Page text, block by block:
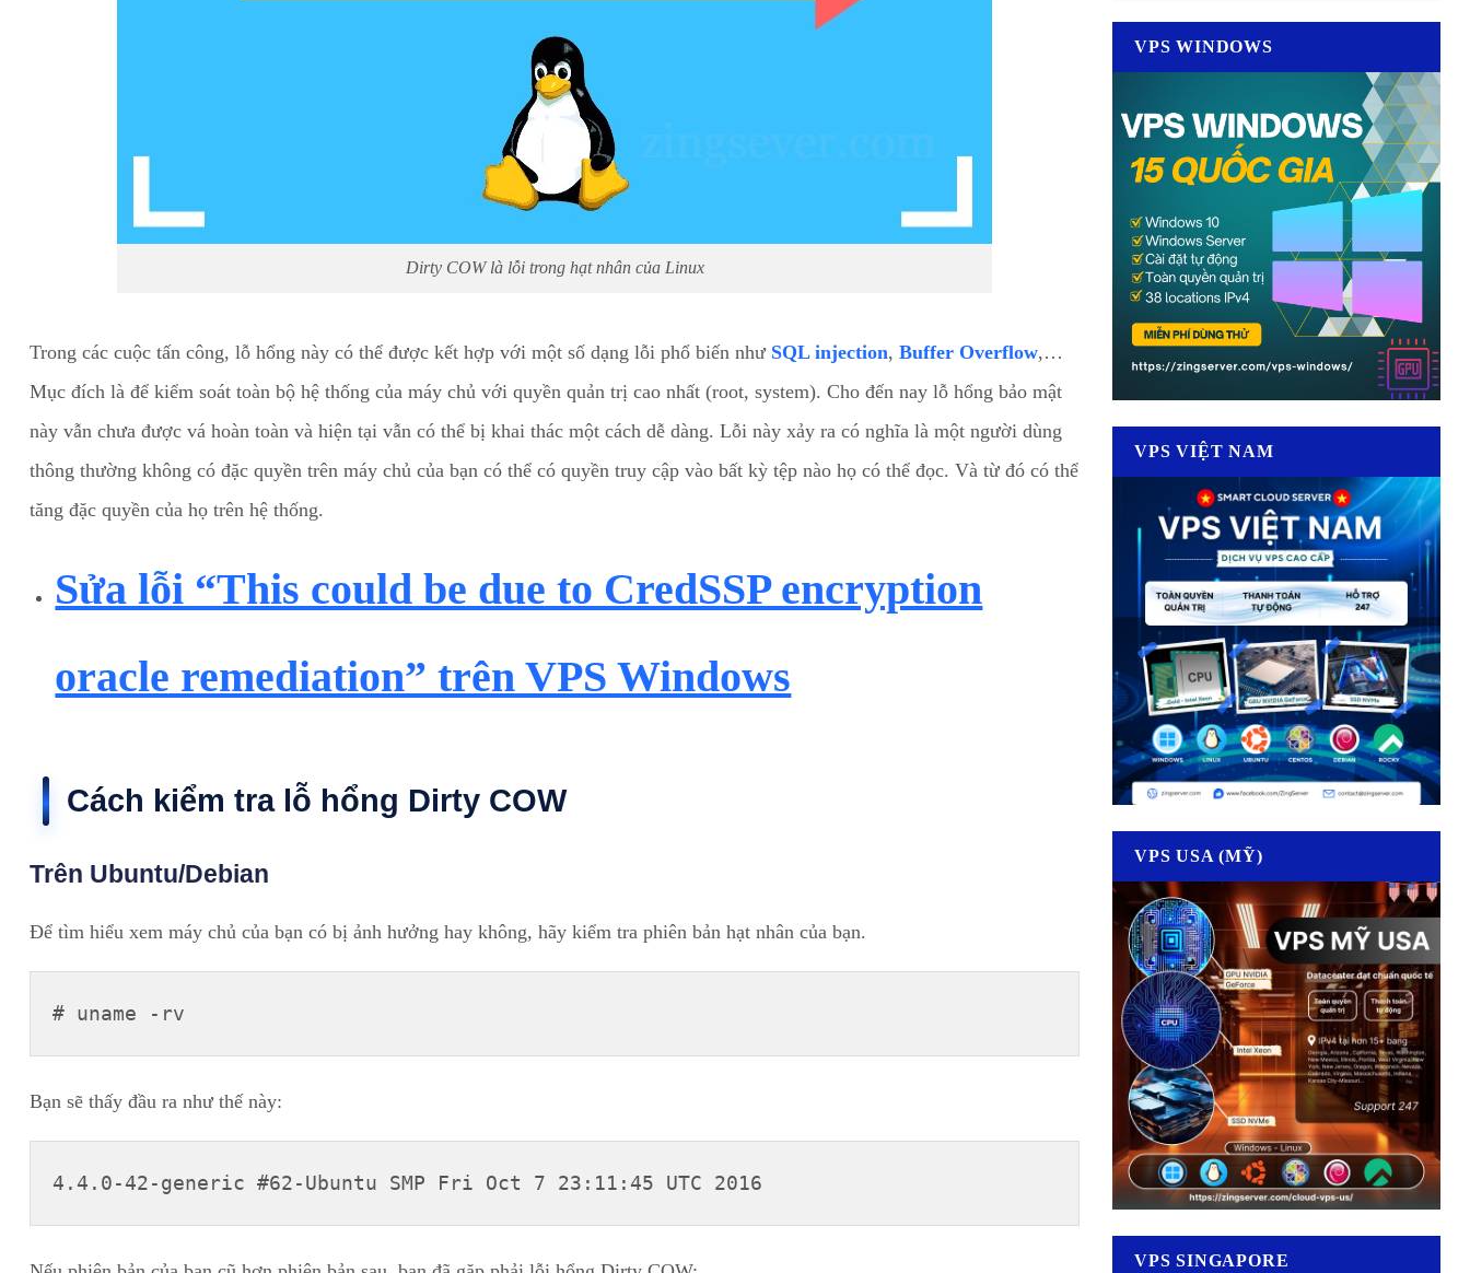
Dirty COW là lỗi trong hạt nhân của Linux
Trong các cuộc tấn công, lỗ hổng này có thể được kết hợp với một số dạng lỗi phổ biến như SQL injection, Buffer Overflow,…
Mục đích là để kiểm soát toàn bộ hệ thống của máy chủ với quyền quản trị cao nhất (root, system). Cho đến nay lỗ hổng bảo mật
này vẫn chưa được vá hoàn toàn và hiện tại vẫn có thể bị khai thác một cách dễ dàng. Lỗi này xảy ra có nghĩa là một người dùng
thông thường không có đặc quyền trên máy chủ của bạn có thể có quyền truy cập vào bất kỳ tệp nào họ có thể đọc. Và từ đó có thể
tăng đặc quyền của họ trên hệ thống.
Sửa lỗi “This could be due to CredSSP encryption
oracle remediation” trên VPS Windows
Cách kiểm tra lỗ hổng Dirty COW
Trên Ubuntu/Debian
Để tìm hiểu xem máy chủ của bạn có bị ảnh hưởng hay không, hãy kiểm tra phiên bản hạt nhân của bạn.
# uname -rv
Bạn sẽ thấy đầu ra như thế này:
4.4.0-42-generic #62-Ubuntu SMP Fri Oct 7 23:11:45 UTC 2016
VPS WINDOWS
VPS VIỆT NAM
VPS USA (MỸ)
VPS SINGAPORE